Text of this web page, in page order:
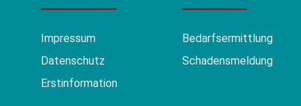
Impressum
Datenschutz
Erstinformation
Bedarfsermittlung
Schadensmeldung